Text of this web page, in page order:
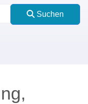
Suchen